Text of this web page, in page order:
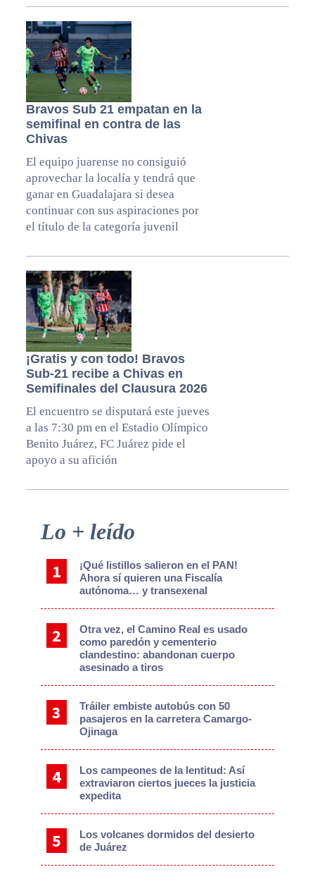
Bravos Sub 21 empatan en la
semifinal en contra de las
Chivas
El equipo juarense no consiguió
aprovechar la localía y tendrá que
ganar en Guadalajara si desea
continuar con sus aspiraciones por
el título de la categoría juvenil
¡Gratis y con todo! Bravos
Sub-21 recibe a Chivas en
Semifinales del Clausura 2026
El encuentro se disputará este jueves
a las 7:30 pm en el Estadio Olímpico
Benito Juárez, FC Juárez pide el
apoyo a su afición
Primary
Lo + leído
¡Qué listillos salieron en el PAN!
Ahora sí quieren una Fiscalía
autónoma… y transexenal
Otra vez, el Camino Real es usado
como paredón y cementerio
clandestino: abandonan cuerpo
asesinado a tiros
Tráiler embiste autobús con 50
pasajeros en la carretera Camargo-
Ojinaga
Los campeones de la lentitud: Así
extraviaron ciertos jueces la justicia
expedita
Los volcanes dormidos del desierto
de Juárez